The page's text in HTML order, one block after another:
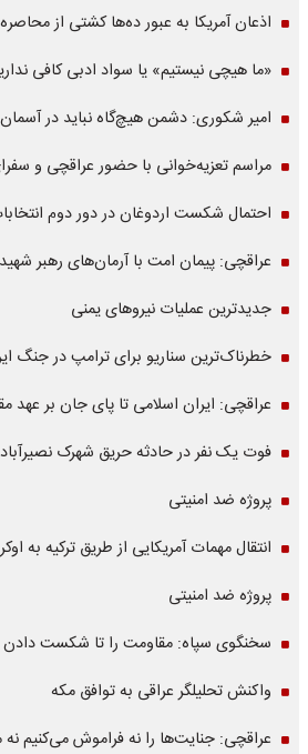
اذعان آمریکا به عبور ده‌ها کشتی از
«ما هیچی نیستیم» یا سواد ادبی کافی
امیر شکوری: دشمن هیچ‌گاه نباید در
مراسم تعزیه‌خوانی با حضور عراقچی و
احتمال شکست اردوغان در دور دوم
عراقچی: پیمان امت با آرمان‌های رهبر
جدیدترین عملیات نیروهای یمنی
خطرناک‌ترین سناریو برای ترامپ در جنگ
عراقچی: ایران اسلامی تا پای جان بر عهد
فوت یک نفر در حادثه حریق شهرک نصیرآباد
پروژه ضد امنیتی
انتقال مهمات آمریکایی از طریق ترکیه به
پروژه ضد امنیتی
سخنگوی سپاه: مقاومت را تا شکست
واکنش تحلیلگر عراقی به توافق مکه
عراقچی: جنایت‌ها را نه فراموش می‌کنیم